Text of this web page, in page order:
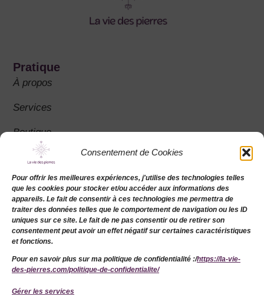
Consentement de Cookies
Pour offrir les meilleures expériences, j'utilise des technologies telles
que les cookies pour stocker et/ou accéder aux informations des
appareils. Le fait de consentir à ces technologies me permettra de
traiter des données telles que le comportement de navigation ou les ID
uniques sur ce site. Le fait de ne pas consentir ou de retirer son
consentement peut avoir un effet négatif sur certaines caractéristiques
et fonctions.
Pour en savoir plus sur ma politique de confidentialité :/https://la-vie-
des-pierres.com/politique-de-confidentialite/
Gérer les services
Pratique
À propos
Services
Boutique
Contact
La vie des pierres : SIRET 911 642 106 00023
06 95 96 70 52
8 rue du pontreau, 86000 poitiers
laviedespierres.2021@gmail.com